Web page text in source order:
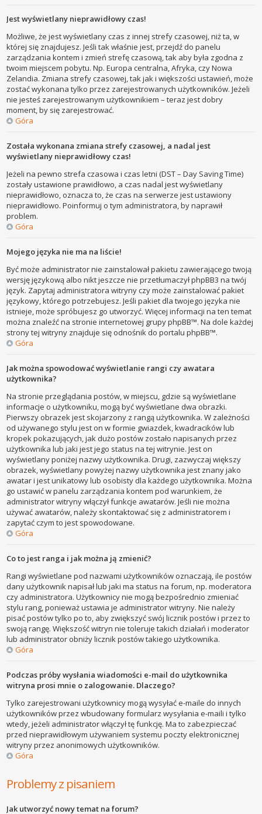
Jest wyświetlany nieprawidłowy czas!
Możliwe, że jest wyświetlany czas z innej strefy czasowej, niż ta, w
której się znajdujesz. Jeśli tak właśnie jest, przejdź do panelu
zarządzania kontem i zmień strefę czasową, tak aby była zgodna z
twoim miejscem pobytu. Np. Europa centralna, Afryka, czy Nowa
Zelandia. Zmiana strefy czasowej, tak jak i większości ustawień, może
zostać wykonana tylko przez zarejestrowanych użytkowników. Jeżeli
nie jesteś zarejestrowanym użytkownikiem – teraz jest dobry
moment, by się zarejestrować.
Góra
Została wykonana zmiana strefy czasowej, a nadal jest
wyświetlany nieprawidłowy czas!
Jeżeli na pewno strefa czasowa i czas letni (DST – Day Saving Time)
zostały ustawione prawidłowo, a czas nadal jest wyświetlany
nieprawidłowo, oznacza to, że czas na serwerze jest ustawiony
nieprawidłowo. Poinformuj o tym administratora, by naprawił
problem.
Góra
Mojego języka nie ma na liście!
Być może administrator nie zainstalował pakietu zawierającego twoją
wersję językową albo nikt jeszcze nie przetłumaczył phpBB3 na twój
język. Zapytaj administratora witryny czy może zainstalować pakiet
językowy, którego potrzebujesz. Jeśli pakiet dla twojego języka nie
istnieje, może spróbujesz go utworzyć. Więcej informacji na ten temat
można znaleźć na stronie internetowej grupy phpBB™. Na dole każdej
strony tej witryny znajduje się odnośnik do portalu phpBB™.
Góra
Jak można spowodować wyświetlanie rangi czy awatara
użytkownika?
Na stronie przeglądania postów, w miejscu, gdzie są wyświetlane
informacje o użytkowniku, mogą być wyświetlane dwa obrazki.
Pierwszy obrazek jest skojarzony z rangą użytkownika. W zależności
od używanego stylu jest on w formie gwiazdek, kwadracików lub
kropek pokazujących, jak dużo postów zostało napisanych przez
użytkownika lub jaki jest jego status na tej witrynie. Jest on
wyświetlany poniżej nazwy użytkownika. Drugi, zazwyczaj większy
obrazek, wyświetlany powyżej nazwy użytkownika jest znany jako
awatar i jest unikatowy lub osobisty dla każdego użytkownika. Można
go ustawić w panelu zarządzania kontem pod warunkiem, że
administrator witryny włączył funkcje awatarów. Jeśli nie można
używać awatarów, należy skontaktować się z administratorem i
zapytać czym to jest spowodowane.
Góra
Co to jest ranga i jak można ją zmienić?
Rangi wyświetlane pod nazwami użytkowników oznaczają, ile postów
dany użytkownik napisał lub jaki ma status na forum, np. moderatora
czy administratora. Użytkownicy nie mogą bezpośrednio zmieniać
stylu rang, ponieważ ustawia je administrator witryny. Nie należy
pisać postów tylko po to, aby zwiększyć swój licznik postów i przez to
swoją rangę. Większość witryn nie toleruje takich działań i moderator
lub administrator obniży licznik postów takiego użytkownika.
Góra
Podczas próby wysłania wiadomości e-mail do użytkownika
witryna prosi mnie o zalogowanie. Dlaczego?
Tylko zarejestrowani użytkownicy mogą wysyłać e-maile do innych
użytkowników przez wbudowany formularz wysyłania e-maili i tylko
wtedy, jeżeli administrator włączył tę funkcję. Ma to zabezpieczać
przed nieprawidłowym używaniem systemu poczty elektronicznej
witryny przez anonimowych użytkowników.
Góra
Problemy z pisaniem
Jak utworzyć nowy temat na forum?